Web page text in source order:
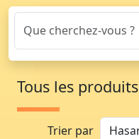
Tous les produits
Trier par